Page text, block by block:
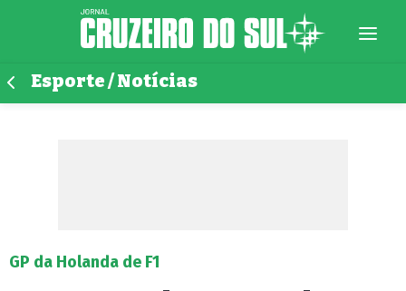
Esporte / Notícias
GP da Holanda de F1